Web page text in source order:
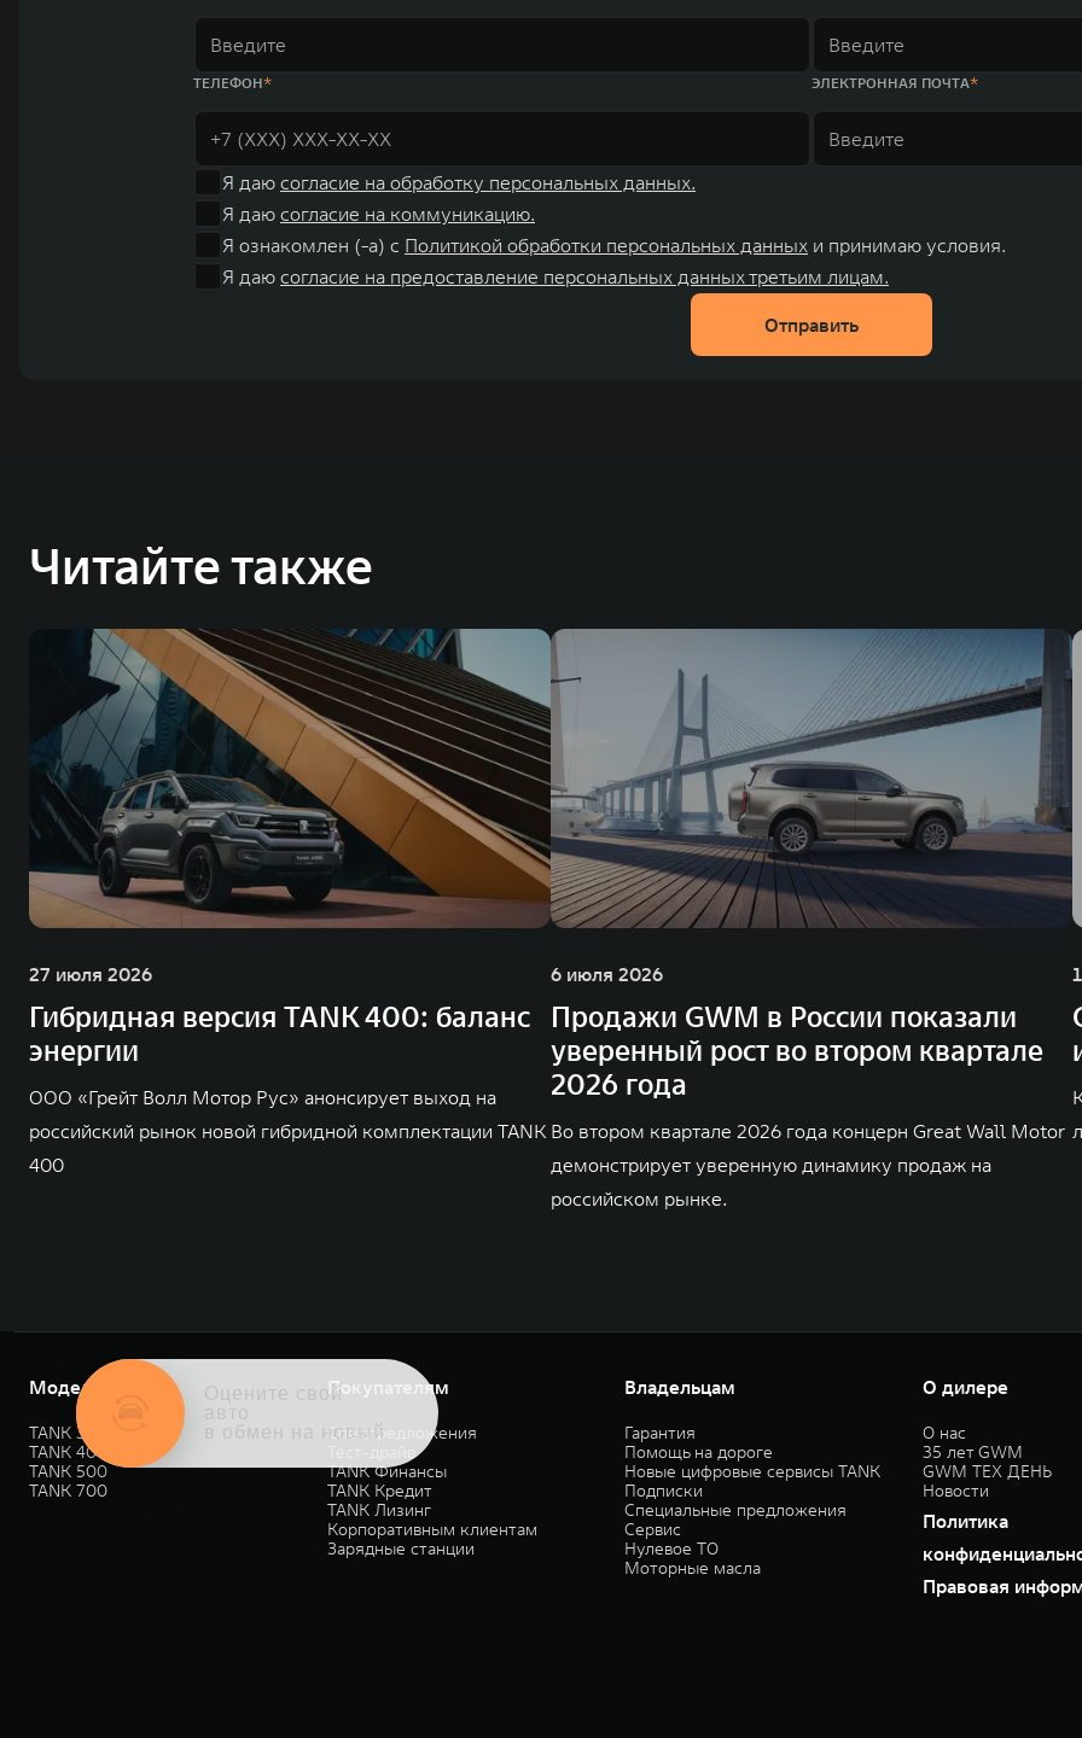
ТЕЛЕФОН ЭЛЕКТРОННАЯ ПОЧТА
Я даю согласие на обработку персональных данных.
Я даю согласие на коммуникацию.
Я ознакомлен (-а) с Политикой обработки персональных данных и принимаю условия.
Я даю согласие на предоставление персональных данных третьим лицам.
Отправить
Читайте также
27 июля 2026
Гибридная версия TANK 400: баланс
энергии
ООО «Грейт Волл Мотор Рус» анонсирует выход на
российский рынок новой гибридной комплектации TANK
400
6 июля 2026
Продажи GWM в России показали
уверенный рост во втором квартале
2026 года
Во втором квартале 2026 года концерн Great Wall Motor
демонстрирует уверенную динамику продаж на
российском рынке.
Модели
TANK 300
TANK 400
TANK 500
TANK 700
Покупателям
Спецпредложения
Тест-драйв
TANK Финансы
TANK Кредит
TANK Лизинг
Корпоративным клиентам
Зарядные станции
Владельцам
Гарантия
Помощь на дороге
Новые цифровые сервисы TANK
Подписки
Специальные предложения
Сервис
Нулевое ТО
Моторные масла
О дилере
О нас
35 лет GWM
GWM ТЕХ ДЕНЬ
Новости
Политика
Правовая
Оцените свой
авто
в обмен на новый